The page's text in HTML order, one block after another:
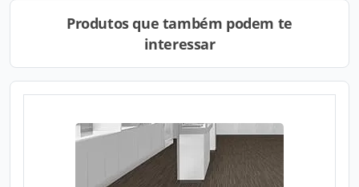
Produtos que também podem te
interessar